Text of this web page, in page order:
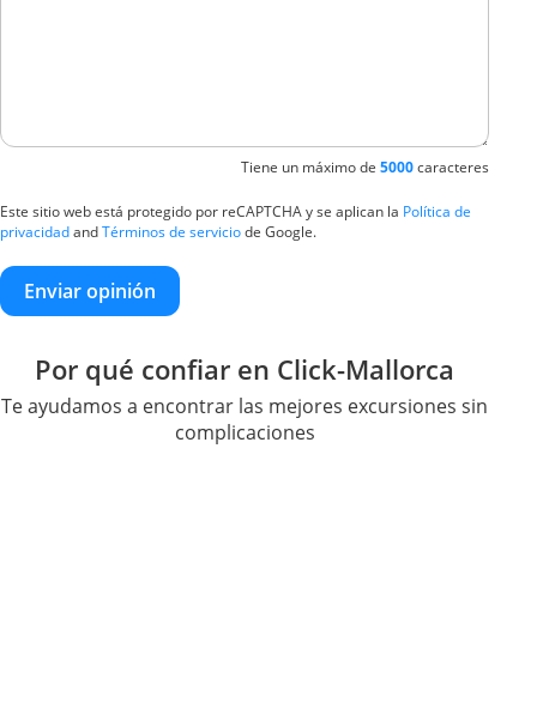
Tiene un máximo de 5000caracteres
Este sitio web está protegido por reCAPTCHA y se aplican la Política de
privacidadandTérminos de serviciode Google.
Enviar opinión
Por qué confiar en Click-Mallorca
Te ayudamos a encontrar las mejores excursiones sin
complicaciones